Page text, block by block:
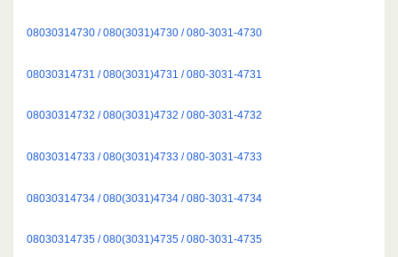
08030314730 / 080(3031)4730 / 080-3031-4730
08030314731 / 080(3031)4731 / 080-3031-4731
08030314732 / 080(3031)4732 / 080-3031-4732
08030314733 / 080(3031)4733 / 080-3031-4733
08030314734 / 080(3031)4734 / 080-3031-4734
08030314735 / 080(3031)4735 / 080-3031-4735